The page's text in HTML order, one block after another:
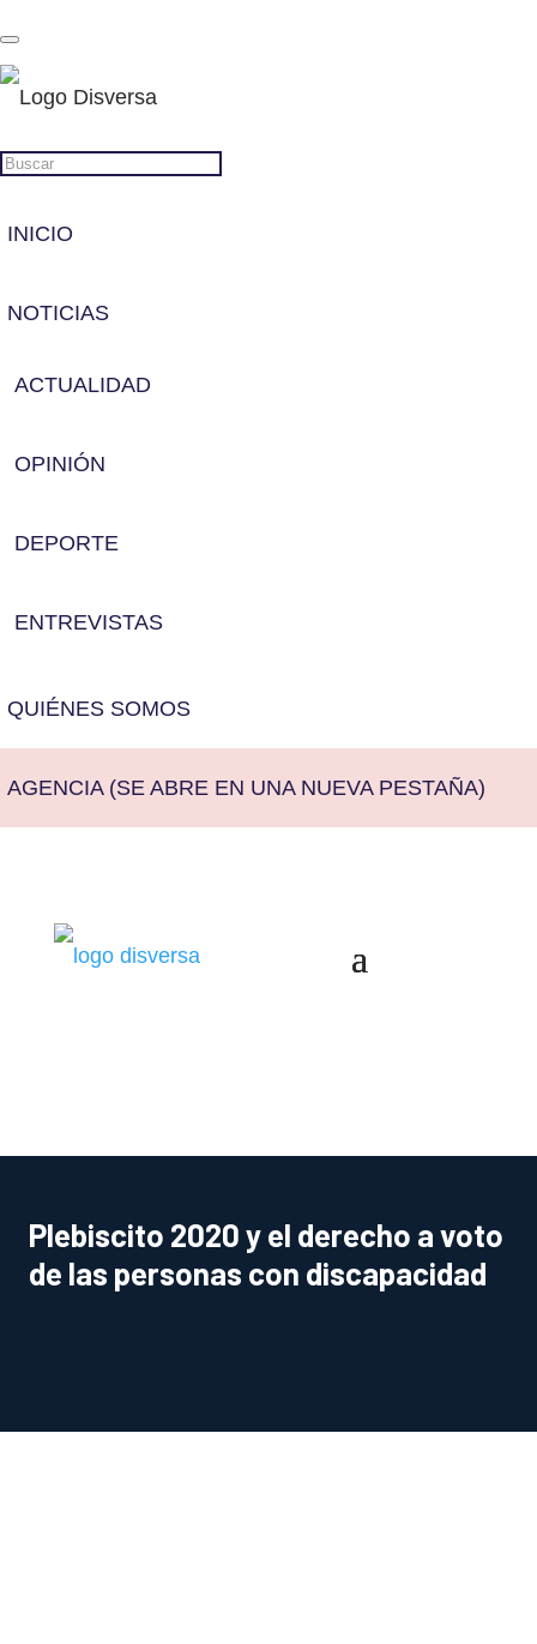
INICIO
NOTICIAS
ACTUALIDAD
OPINIÓN
DEPORTE
ENTREVISTAS
QUIÉNES SOMOS
AGENCIA (SE ABRE EN UNA NUEVA PESTAÑA)
Plebiscito 2020 y el derecho a voto
de las personas con discapacidad